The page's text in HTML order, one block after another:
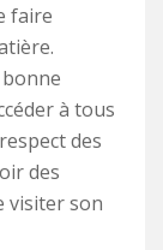
faire
à tous
des
des
visiter son